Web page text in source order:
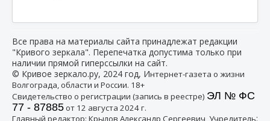
Все права на материалы сайта принадлежат редакции
"Кривого зеркала". Перепечатка допустима только при
наличии прямой гиперссылки на сайт.
© Кривое зеркало.ру, 2024 год, Интернет-газета о жизни
Волгограда, области и России. 18+
Свидетельство о регистрации (запись в реестре) ЭЛ № ФС
77 - 87885от 12 августа 2024 г.
Главный редактор: Крылов Александр Сергеевич, Учредитель: